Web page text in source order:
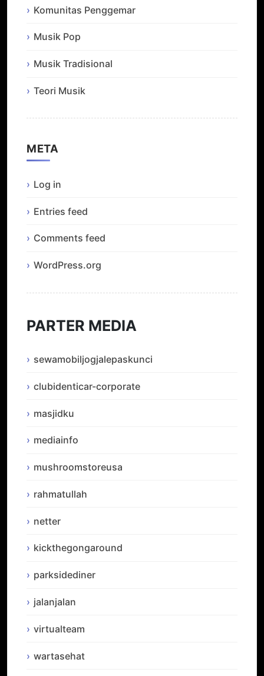
Komunitas Penggemar
Musik Pop
Musik Tradisional
Teori Musik
META
Log in
Entries feed
Comments feed
WordPress.org
PARTER MEDIA
sewamobiljogjalepaskunci
clubidenticar-corporate
masjidku
mediainfo
mushroomstoreusa
rahmatullah
netter
kickthegongaround
parksidediner
jalanjalan
virtualteam
wartasehat